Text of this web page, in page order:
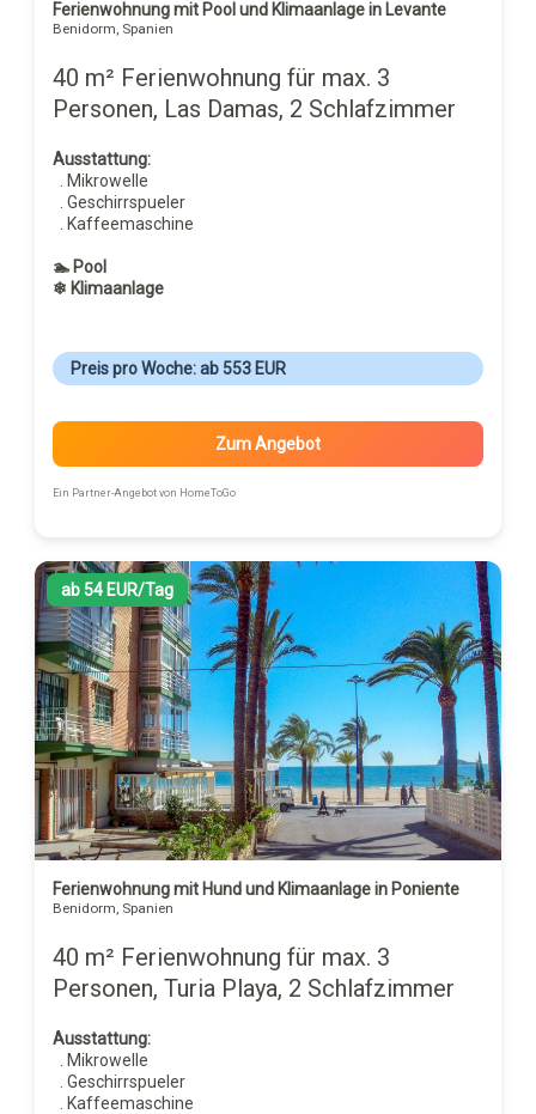
Ferienwohnung mit Pool und Klimaanlage in Levante
Benidorm, Spanien
40 m² Ferienwohnung für max. 3
Personen, Las Damas, 2 Schlafzimmer
Ausstattung:
. Mikrowelle
. Geschirrspueler
. Kaffeemaschine
🏊 Pool
❄ Klimaanlage
Preis pro Woche: ab 553 EUR
Zum Angebot
Ein Partner-Angebot von HomeToGo
ab 54 EUR/Tag
Ferienwohnung mit Hund und Klimaanlage in Poniente
Benidorm, Spanien
40 m² Ferienwohnung für max. 3
Personen, Turia Playa, 2 Schlafzimmer
Ausstattung:
. Mikrowelle
. Geschirrspueler
. Kaffeemaschine